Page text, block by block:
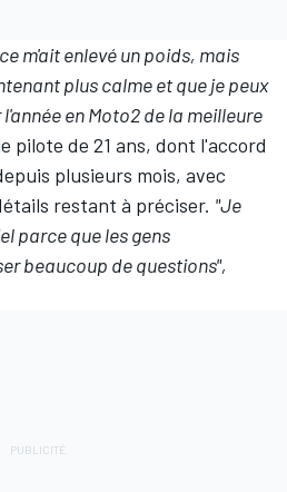
m'ait enlevé un poids, mais
plus calme et que je peux
en Moto2 de la meilleure
pilote de 21 ans, dont l'accord
plusieurs mois, avec
restant à préciser. "Je
parce que les gens
beaucoup de questions",